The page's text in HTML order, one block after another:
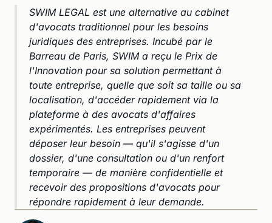
SWIM LEGAL est une alternative au cabinet
d'avocats traditionnel pour les besoins
juridiques des entreprises. Incubé par le
Barreau de Paris, SWIM a reçu le Prix de
l'Innovation pour sa solution permettant à
toute entreprise, quelle que soit sa taille ou sa
localisation, d'accéder rapidement via la
plateforme à des avocats d'affaires
expérimentés. Les entreprises peuvent
déposer leur besoin — qu'il s'agisse d'un
dossier, d'une consultation ou d'un renfort
temporaire — de manière confidentielle et
recevoir des propositions d'avocats pour
répondre rapidement à leur demande.